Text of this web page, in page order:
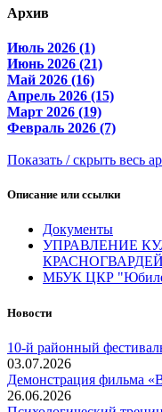
Архив
Июль 2026 (1)
Июнь 2026 (21)
Май 2026 (16)
Апрель 2026 (15)
Март 2026 (19)
Февраль 2026 (7)
Показать / скрыть весь
Описание или ссылки
Документы
УПРАВЛЕНИЕ
МБУК ЦКР
Новости
10-й районный
03.07.2026
Демонстрация фильма
26.06.2026